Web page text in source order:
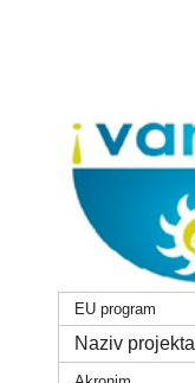
EU program
Naziv projekta